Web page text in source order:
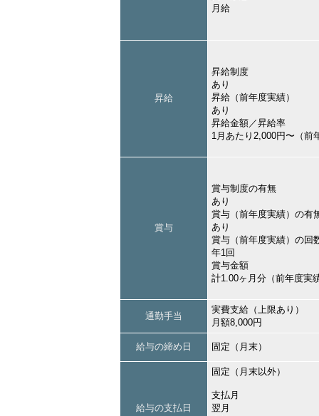
月給
昇給
昇給制度
あり
昇給（前年度実績）
あり
昇給金額／昇給率
1月あたり2,000円〜（前
賞与
賞与制度の有無
あり
賞与（前年度実績）の有
あり
賞与（前年度実績）の回
年1回
賞与金額
計1.00ヶ月分（前年度実績
通勤手当
実費支給（上限あり）
月額8,000円
給与の締め日 固定（月末）
給与の支払日
固定（月末以外）
支払月
翌月